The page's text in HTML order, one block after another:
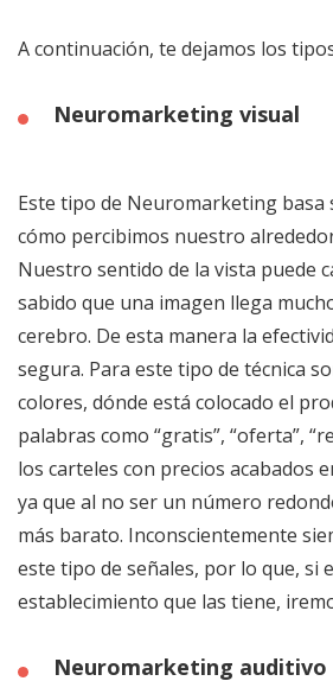
A continuación, te dejamos los
Neuromarketing visual
Este tipo de Neuromarketing basa
cómo percibimos nuestro
Nuestro sentido de la vista puede
sabido que una imagen llega
cerebro. De esta manera la
segura. Para este tipo de técnica
colores, dónde está colocado el
palabras como “gratis”, “oferta”,
los carteles con precios acabados
ya que al no ser un número
más barato. Inconscientemente
este tipo de señales, por lo que, si
establecimiento que las tiene,
Neuromarketing auditivo